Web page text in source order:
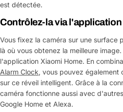
est détectée.
Contrôlez-la via
Vous fixez la caméra sur une surface
là où vous obtenez la meilleure
l'application Xiaomi Home. En
Alarm Clock, vous pouvez également
sur ce réveil intelligent. Grâce à la
caméra fonctionne aussi avec
Google Home et Alexa.